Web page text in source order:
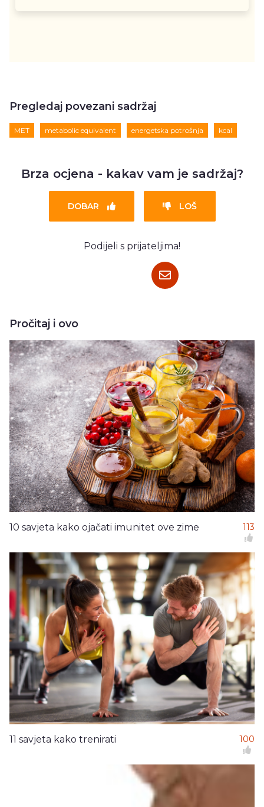
Pregledaj povezani sadržaj
MET metabolic equivalent energetska potrošnja kcal
Brza ocjena - kakav vam je sadržaj?
DOBAR LOŠ
Podijeli s prijateljima!
Pročitaj i ovo
10 savjeta kako ojačati imunitet ove zime 113
11 savjeta kako trenirati 100